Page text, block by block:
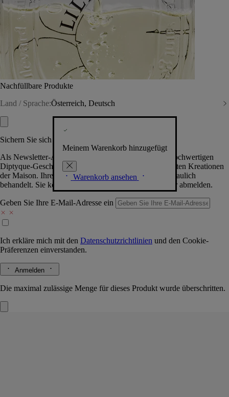
Nachfüllbare Produkte
Land / Sprache:Österreich, Deutsch
Meinem Warenkorb hinzugefügt
Warenkorb ansehen
Sichern Sie sich exklusive Vorteile
Als Newsletter-Abonnent.in erhalten Sie Zugang zu hochwertigen
Diptyque-Geschenken, Events & News über die neuesten Kreationen
der Maison. Ihre Daten werden selbstverständlich vertraulich
behandelt. Sie können sich jederzeit problemlos wieder abmelden.
Geben Sie Ihre E-Mail-Adresse ein
Ich erkläre mich mit den Datenschutzrichtlinien und den Cookie-
Präferenzen einverstanden.
Anmelden
Die maximal zulässige Menge für dieses Produkt wurde überschritten.